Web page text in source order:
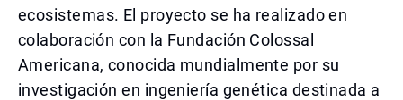
ecosistemas. El proyecto se ha realizado en
colaboración con la Fundación Colossal
Americana, conocida mundialmente por su
investigación en ingeniería genética destinada a